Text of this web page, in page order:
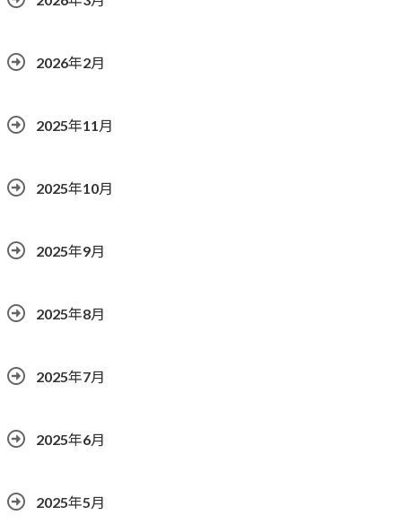
2026年2月
2025年11月
2025年10月
2025年9月
2025年8月
2025年7月
2025年6月
2025年5月